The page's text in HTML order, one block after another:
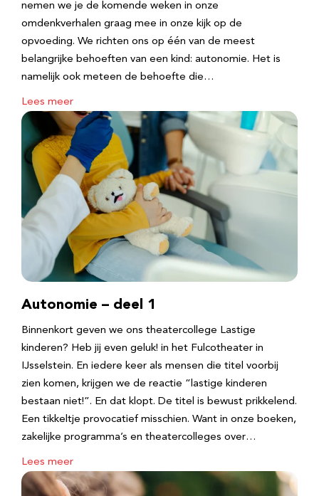
nemen we je de komende weken in onze
omdenkverhalen graag mee in onze kijk op de
opvoeding. We richten ons op één van de meest
belangrijke behoeften van een kind: autonomie. Het is
namelijk ook meteen de behoefte die…
Lees meer
Autonomie – deel 1
Binnenkort geven we ons theatercollege Lastige
kinderen? Heb jij even geluk! in het Fulcotheater in
IJsselstein. En iedere keer als mensen die titel voorbij
zien komen, krijgen we de reactie “lastige kinderen
bestaan niet!”. En dat klopt. De titel is bewust prikkelend.
Een tikkeltje provocatief misschien. Want in onze boeken,
zakelijke programma’s en theatercolleges over…
Lees meer